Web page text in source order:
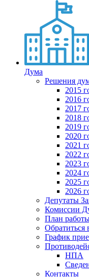
Дума
Решения
2015
2016
2017
2018
2019
2020
2021
2022
2023
2024
2025
2026
Депутаты
Комиссии
План
Обратиться
График
НПА
Контакты